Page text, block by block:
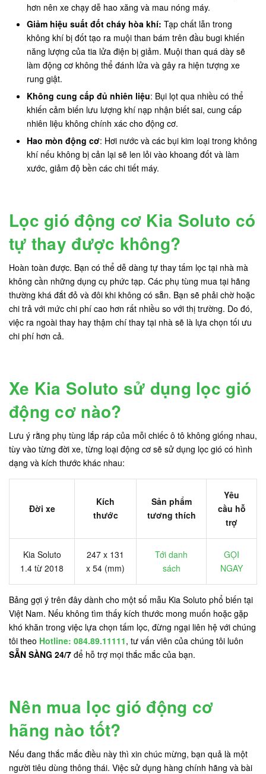
hơn nên xe chạy dễ hao xăng và mau nóng máy.
Giảm hiệu suất đốt cháy hòa khí: Tạp chất lẫn trong
không khí bị đốt tạo ra muội than bám trên đầu bugi khiến
năng lượng của tia lửa điện bị giảm. Muội than quá dày sẽ
làm động cơ không thể đánh lửa và gây ra hiện tượng xe
rung giật.
Không cung cấp đủ nhiên liệu: Bụi lọt qua nhiều có thể
khiến cảm biến lưu lượng khí nạp nhận biết sai, cung cấp
nhiên liệu không chính xác cho động cơ.
Hao mòn động cơ: Hơi nước và các bụi kim loại trong không
khí nếu không bị cản lại sẽ len lỏi vào khoang đốt và làm
xước, giảm độ bền các chi tiết máy.
Lọc gió động cơ Kia Soluto có
tự thay được không?
Hoàn toàn được. Bạn có thể dễ dàng tự thay tấm lọc tại nhà mà
không cần những dụng cụ phức tạp. Các phụ tùng mua tại hãng
thường khá đắt đỏ và đôi khi không có sẵn. Bạn sẽ phải chờ hoặc
chi trả với mức chi phí cao hơn rất nhiều so với thị trường. Do đó,
việc ra ngoài thay hay thậm chí thay tại nhà sẽ là lựa chọn tối ưu
chi phí hơn cả.
Xe Kia Soluto sử dụng lọc gió
động cơ nào?
Lưu ý rằng phụ tùng lắp ráp của mỗi chiếc ô tô không giống nhau,
tùy vào từng đời xe, từng loại động cơ sẽ sử dụng lọc gió có hình
dạng và kích thước khác nhau:
Đời xe
Kích
thước
Sản phẩm
tương thích
Yêu
cầu hỗ
trợ
Kia Soluto
1.4 từ 2018
247 x 131
x 54 (mm)
Tới danh
sách
GỌI
NGAY
Bảng gợi ý trên đây dành cho một số mẫu Kia Soluto phổ biến tại
Việt Nam. Nếu không tìm thấy kích thước mong muốn hoặc gặp
khó khăn trong việc lựa chọn tấm lọc, đừng ngại liên hệ với chúng
tôi theo Hotline: 084.89.11111, tư vấn viên của chúng tôi luôn
SẴN SÀNG 24/7 để hỗ trợ mọi thắc mắc của bạn.
Nên mua lọc gió động cơ
hãng nào tốt?
Nếu đang thắc mắc điều này thì xin chúc mừng, bạn quả là một
người tiêu dùng thông thái. Việc sử dụng hàng chính hãng và bài